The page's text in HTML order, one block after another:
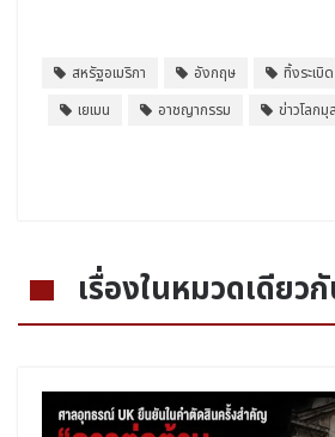
สหรัฐอเมริกา อังกฤษ ทิ้งระเบิด
เยเมน
อาชญากรรม ข่าวโลกมุ
เรื่องในหมวดเดียว